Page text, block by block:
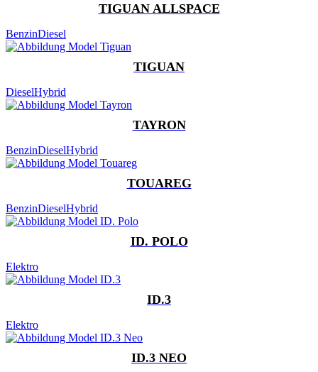
TIGUAN ALLSPACE
BenzinDiesel
TIGUAN
DieselHybrid
TAYRON
BenzinDieselHybrid
TOUAREG
BenzinDieselHybrid
ID. POLO
Elektro
ID.3
Elektro
ID.3 NEO